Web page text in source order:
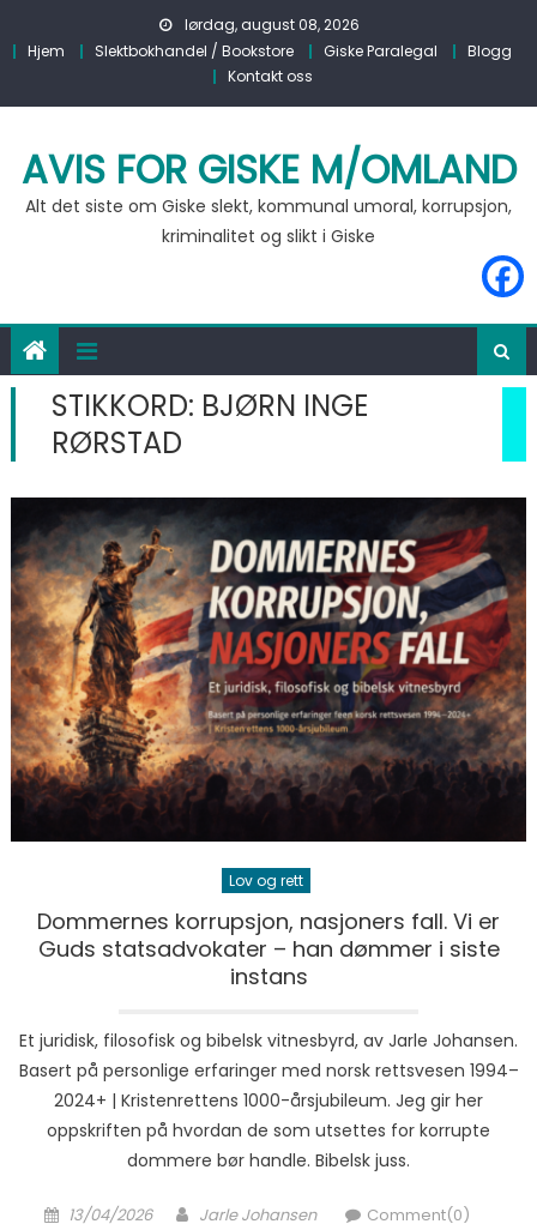
lørdag, august 08, 2026
Hjem
Slektbokhandel / Bookstore Giske Paralegal
Blogg
Kontakt oss
AVIS FOR GISKE M/OMLAND
Alt det siste om Giske slekt, kommunal umoral, korrupsjon,
kriminalitet og slikt i Giske
STIKKORD: BJØRN INGE
RØRSTAD
Lov og rett
Dommernes korrupsjon, nasjoners fall. Vi er
Guds statsadvokater – han dømmer i siste
instans
Et juridisk, filosofisk og bibelsk vitnesbyrd, av Jarle Johansen.
Basert på personlige erfaringer med norsk rettsvesen 1994–
2024+ | Kristenrettens 1000-årsjubileum. Jeg gir her
oppskriften på hvordan de som utsettes for korrupte
dommere bør handle. Bibelsk juss.
Posted on
13/04/2026 Author
Jarle Johansen Comment(0)